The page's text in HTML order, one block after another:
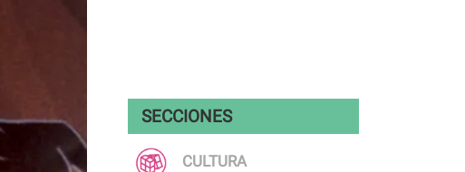
SECCIONES
CULTURA